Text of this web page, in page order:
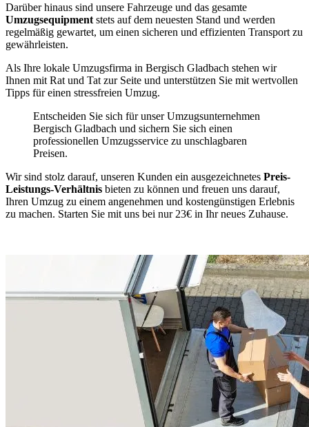
Darüber hinaus sind unsere Fahrzeuge und das gesamte
Umzugsequipment stets auf dem neuesten Stand und werden
regelmäßig gewartet, um einen sicheren und effizienten Transport zu
gewährleisten.
Als Ihre lokale Umzugsfirma in Bergisch Gladbach stehen wir
Ihnen mit Rat und Tat zur Seite und unterstützen Sie mit wertvollen
Tipps für einen stressfreien Umzug.
Entscheiden Sie sich für unser Umzugsunternehmen
Bergisch Gladbach und sichern Sie sich einen
professionellen Umzugsservice zu unschlagbaren
Preisen.
Wir sind stolz darauf, unseren Kunden ein ausgezeichnetes Preis-
Leistungs-Verhältnis bieten zu können und freuen uns darauf,
Ihren Umzug zu einem angenehmen und kostengünstigen Erlebnis
zu machen. Starten Sie mit uns bei nur 23€ in Ihr neues Zuhause.